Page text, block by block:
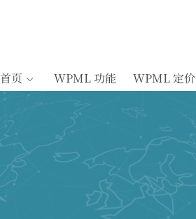
首页 WPML 功能 WPML 定价